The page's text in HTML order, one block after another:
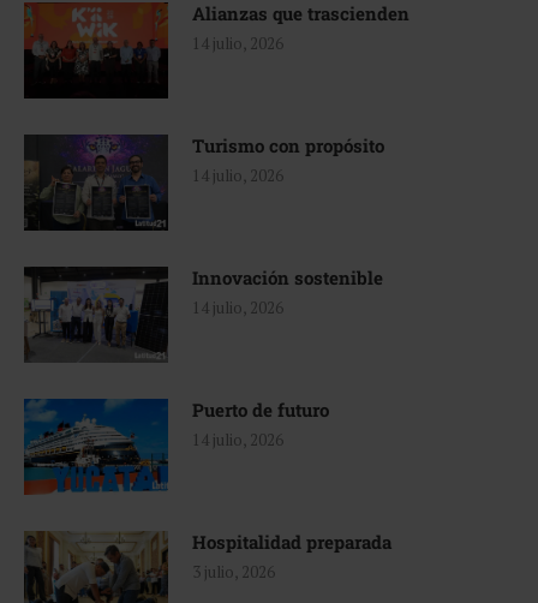
Alianzas que trascienden
14 julio, 2026
Turismo con propósito
14 julio, 2026
Innovación sostenible
14 julio, 2026
Puerto de futuro
14 julio, 2026
Hospitalidad preparada
3 julio, 2026